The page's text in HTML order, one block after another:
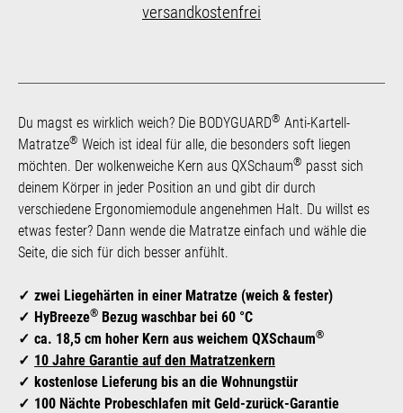
Du magst es wirklich weich? Die BODYGUARD® Anti-Kartell-
Matratze® Weich ist ideal für alle, die besonders soft liegen
möchten. Der wolkenweiche Kern aus QXSchaum® passt sich
deinem Körper in jeder Position an und gibt dir durch
verschiedene Ergonomiemodule angenehmen Halt. Du willst es
etwas fester? Dann wende die Matratze einfach und wähle die
Seite, die sich für dich besser anfühlt.
zwei Liegehärten in einer Matratze (weich & fester)
HyBreeze® Bezug waschbar bei 60 °C
ca. 18,5 cm hoher Kern aus weichem QXSchaum®
10 Jahre Garantie auf den Matratzenkern
kostenlose Lieferung bis an die Wohnungstür
100 Nächte Probeschlafen mit Geld-zurück-Garantie
versandkostenfrei